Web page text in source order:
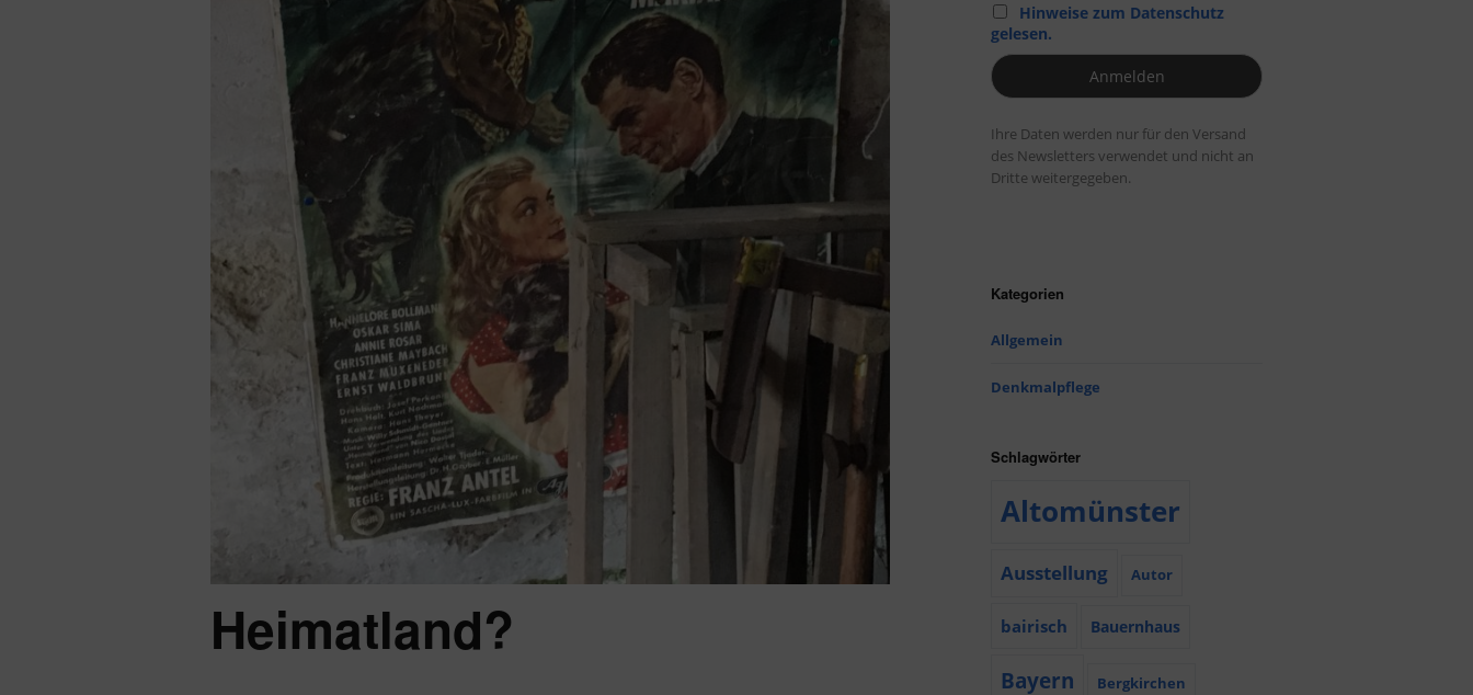
Heimatland?
Hinweise zum Datenschutz
gelesen.
Ihre Daten werden nur für den Versand
des Newsletters verwendet und nicht an
Dritte weitergegeben.
Kategorien
Allgemein
Denkmalpflege
Schlagwörter
Altomünster
Ausstellung Autor
bairisch Bauernhaus
Bayern Bergkirchen